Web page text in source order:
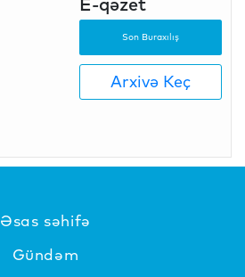
Son Buraxılış
Arxivə Keç
Əsas səhifə
Gündəm